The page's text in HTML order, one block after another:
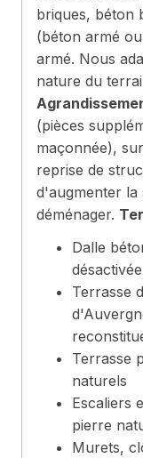
briques, béton
(béton armé
armé. Nous
nature du
(pièces
maçonnée),
reprise de
d'augmenter la
déménager.
Dalle
Terrasse
Terrasse
naturels
Escaliers
pierre
Murets,